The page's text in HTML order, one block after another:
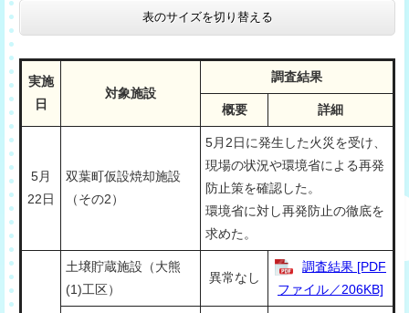
表のサイズを切り替える
実施
日
対象施設
調査結果
概要 詳細
5月
22日
双葉町仮設焼却施設
（その2）
5月2日に発生した火災を受け、
現場の状況や環境省による再発
防止策を確認した。
環境省に対し再発防止の徹底を
求めた。
土壌貯蔵施設（大熊
(1)工区）
異常なし
調査結果 [PDF
ファイル／206KB]